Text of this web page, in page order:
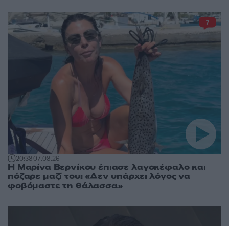
20:3807.08.26
Η Μαρίνα Βερνίκου έπιασε λαγοκέφαλο και
πόζαρε μαζί του: «Δεν υπάρχει λόγος να
φοβόμαστε τη θάλασσα»
7